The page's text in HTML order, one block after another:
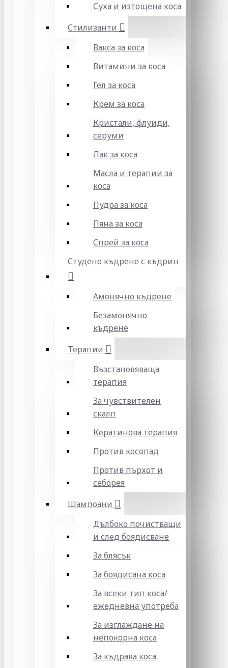
Суха и изтощена коса
Стилизанти
Вакса за коса
Витамини за коса
Гел за коса
Крем за коса
Кристали, флуиди,
серуми
Лак за коса
Масла и терапии за
коса
Пудра за коса
Пяна за коса
Спрей за коса
Студено къдрене с къдрин
Амонячно къдрене
Безамонячно
къдрене
Терапии
Възстановяваща
терапия
За чувствителен
скалп
Кератинова терапия
Против косопад
Против пърхот и
себорея
Шампоани
Дълбоко почистващи
и след боядисване
За блясък
За боядисана коса
За всеки тип коса/
ежедневна употреба
За изглаждане на
непокорна коса
За къдрава коса